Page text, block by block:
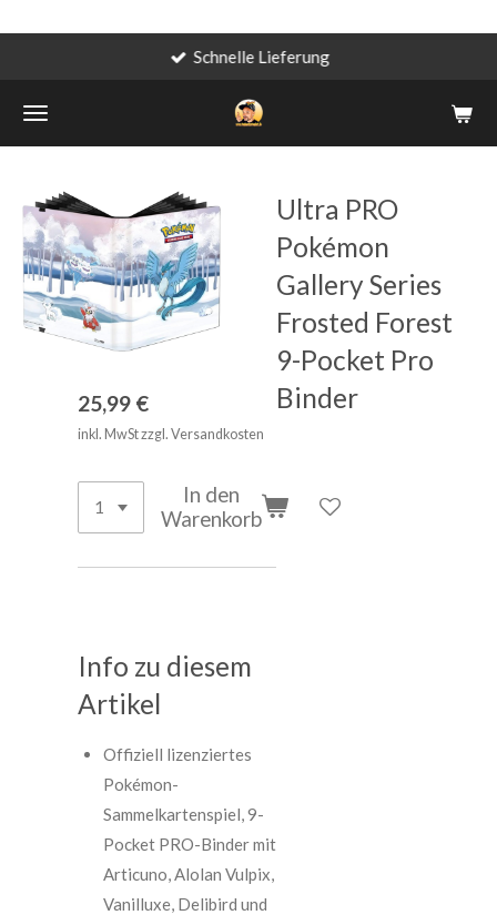
springen
Schnelle Lieferung
Ultra PRO
Pokémon
Gallery Series
Frosted Forest
9-Pocket Pro
Binder
25,99 €
inkl. MwSt zzgl. Versandkosten
In den
Warenkorb
Info zu diesem
Artikel
Offiziell lizenziertes
Pokémon-
Sammelkartenspiel, 9-
Pocket PRO-Binder mit
Articuno, Alolan Vulpix,
Vanilluxe, Delibird und